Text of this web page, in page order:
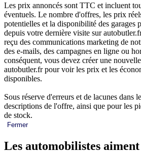
Les prix annoncés sont TTC et incluent
éventuels. Le nombre d'offres, les prix
potentielles et la disponibilité des garages
depuis votre dernière visite sur
reçu des communications marketing de
des e-mails, des campagnes en ligne ou
conséquent, vous devez créer une
autobutler.fr pour voir les prix et les
disponibles.
Sous réserve d'erreurs et de lacunes dans
descriptions de l'offre, ainsi que pour les
de stock.
Fermer
Les automobilistes aiment